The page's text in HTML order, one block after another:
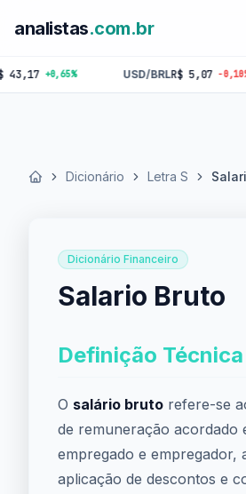
analistas.com.br
+0,65% USD/BRLR$ 5,07 -0,10%
Início Dicionário Letra S
Dicionário Financeiro
Salario Bruto
Definição Técnica
O salário bruto refere-se
de remuneração acordado
empregado e empregador,
aplicação de descontos e